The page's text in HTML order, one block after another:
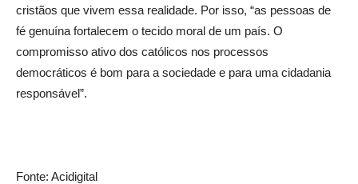
cristãos que vivem essa realidade. Por isso, “as pessoas de
fé genuína fortalecem o tecido moral de um país. O
compromisso ativo dos católicos nos processos
democráticos é bom para a sociedade e para uma cidadania
responsável”.
Fonte: Acidigital